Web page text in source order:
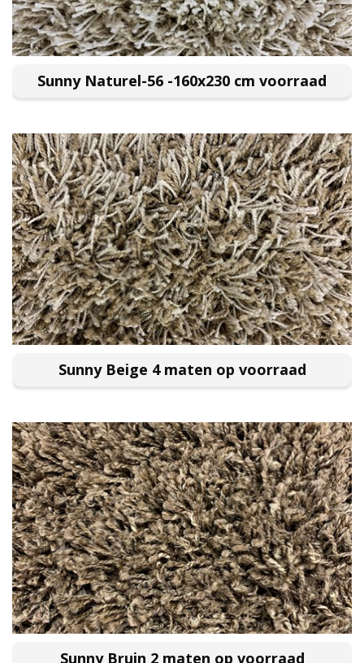
Sunny Naturel-56 -160x230 cm voorraad
Sunny Beige 4 maten op voorraad
Sunny Bruin 2 maten op voorraad